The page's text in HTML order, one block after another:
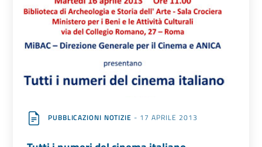
PUBBLICAZIONI NOTIZIE - 17 APRILE 2013